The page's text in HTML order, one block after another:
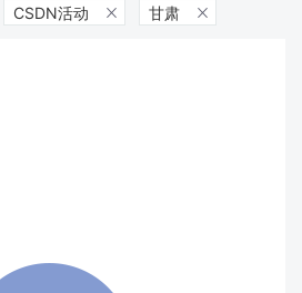
CSDN活动  甘肃 